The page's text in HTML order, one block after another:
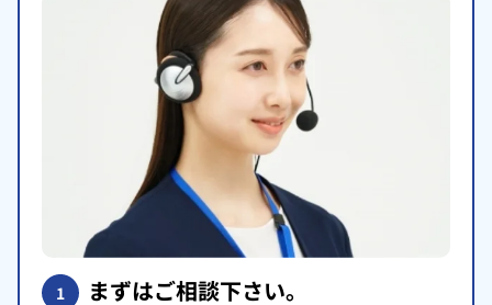
1 まずはご相談下さい。